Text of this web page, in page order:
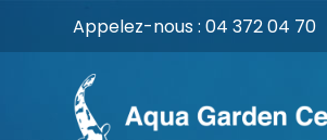
Appelez-nous : 04 372 04 70